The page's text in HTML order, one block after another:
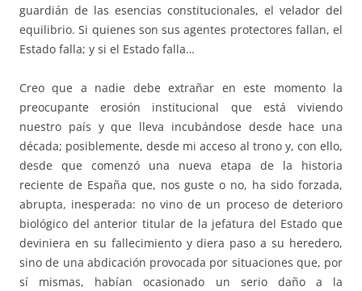
guardián de las esencias constitucionales, el velador del
equilibrio. Si quienes son sus agentes protectores fallan, el
Estado falla; y si el Estado falla…
Creo que a nadie debe extrañar en este momento la
preocupante erosión institucional que está viviendo
nuestro país y que lleva incubándose desde hace una
década; posiblemente, desde mi acceso al trono y, con ello,
desde que comenzó una nueva etapa de la historia
reciente de España que, nos guste o no, ha sido forzada,
abrupta, inesperada: no vino de un proceso de deterioro
biológico del anterior titular de la jefatura del Estado que
deviniera en su fallecimiento y diera paso a su heredero,
sino de una abdicación provocada por situaciones que, por
sí mismas, habían ocasionado un serio daño a la